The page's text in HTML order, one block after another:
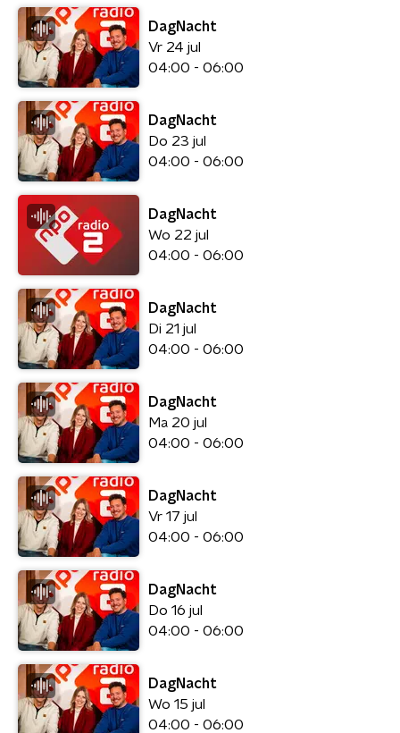
DagNacht
Vr 24 jul
04:00 - 06:00
DagNacht
Do 23 jul
04:00 - 06:00
DagNacht
Wo 22 jul
04:00 - 06:00
DagNacht
Di 21 jul
04:00 - 06:00
DagNacht
Ma 20 jul
04:00 - 06:00
DagNacht
Vr 17 jul
04:00 - 06:00
DagNacht
Do 16 jul
04:00 - 06:00
DagNacht
Wo 15 jul
04:00 - 06:00